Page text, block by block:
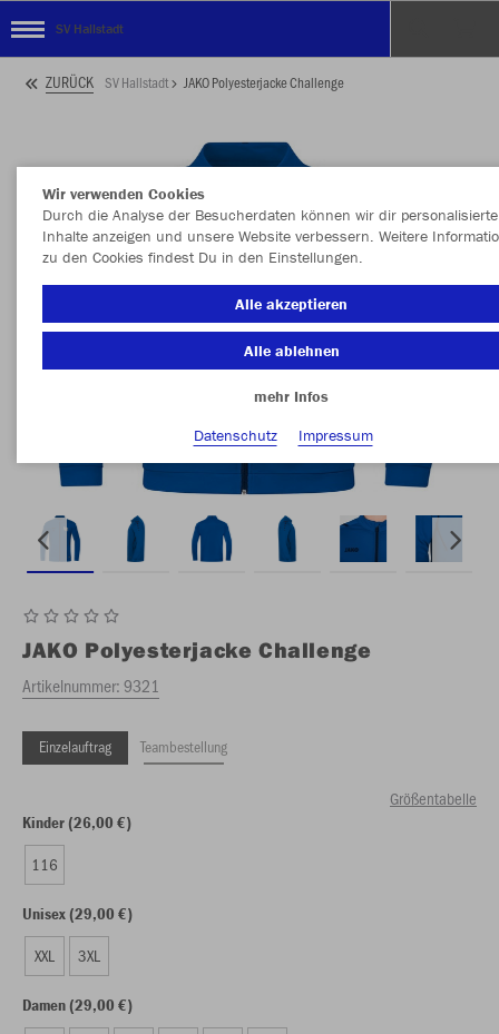
SV Hallstadt
ZURÜCK SV Hallstadt JAKO Polyesterjacke Challenge
JAKO Polyesterjacke Challenge
Artikelnummer:9321
Einzelauftrag Teambestellung
Größentabelle
Kinder (26,00 €)
116
Unisex (29,00 €)
XXL 3XL
Damen (29,00 €)
Wir verwenden Cookies
Durch die Analyse der Besucherdaten können wir dir personalisierte
Inhalte anzeigen und unsere Website verbessern. Weitere
zu den Cookies findest Du in den Einstellungen.
Alle akzeptieren
Alle ablehnen
mehr Infos
Datenschutz
Impressum